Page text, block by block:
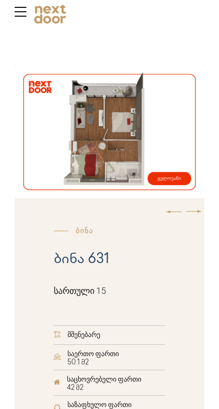
ბინა
ბინა 631
სართული 15
მშენებარე
საერთო ფართი
50.1 მ2
საცხოვრებელი ფართი
42 მ2
საზაფხულო ფართი